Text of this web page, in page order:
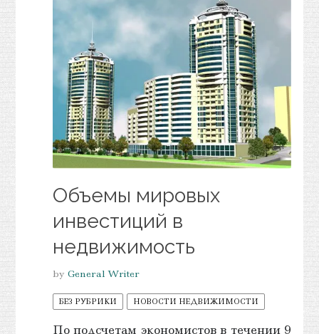
Объемы мировых
инвестиций в
недвижимость
by General Writer
БЕЗ РУБРИКИ НОВОСТИ НЕДВИЖИМОСТИ
По подсчетам экономистов в течении 9